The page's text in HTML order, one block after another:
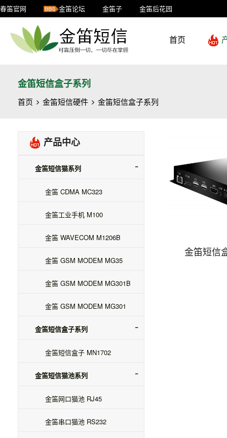
春笛官网 金笛论坛 金笛子 金笛后花园
首页
金笛短信盒子系列
首页 金笛短信硬件 金笛短信盒子系列
产品中心
金笛短信猫系列
金笛 CDMA MC323
金笛工业手机 M100
金笛 WAVECOM M1206B
金笛 GSM MODEM MG35
金笛 GSM MODEM MG301B
金笛 GSM MODEM MG301
金笛短信盒子系列
金笛短信盒子 MN1702
金笛短信猫池系列
金笛网口猫池 RJ45
金笛串口猫池 RS232
金笛短信